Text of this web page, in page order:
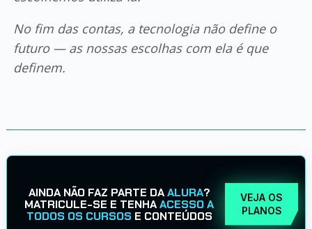
No fim das contas, a tecnologia não define o
futuro — as nossas escolhas com ela é que
definem.
AINDA NÃO FAZ PARTE DAALURA?
MATRICULE-SE E TENHAACESSO A
TODOS OS CURSOS E CONTEÚDOS
VEJA OS
PLANOS